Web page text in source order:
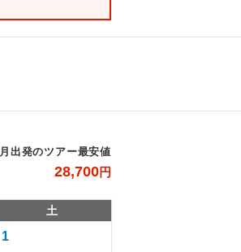
月出発のツアー最安値
28,700円
土
1